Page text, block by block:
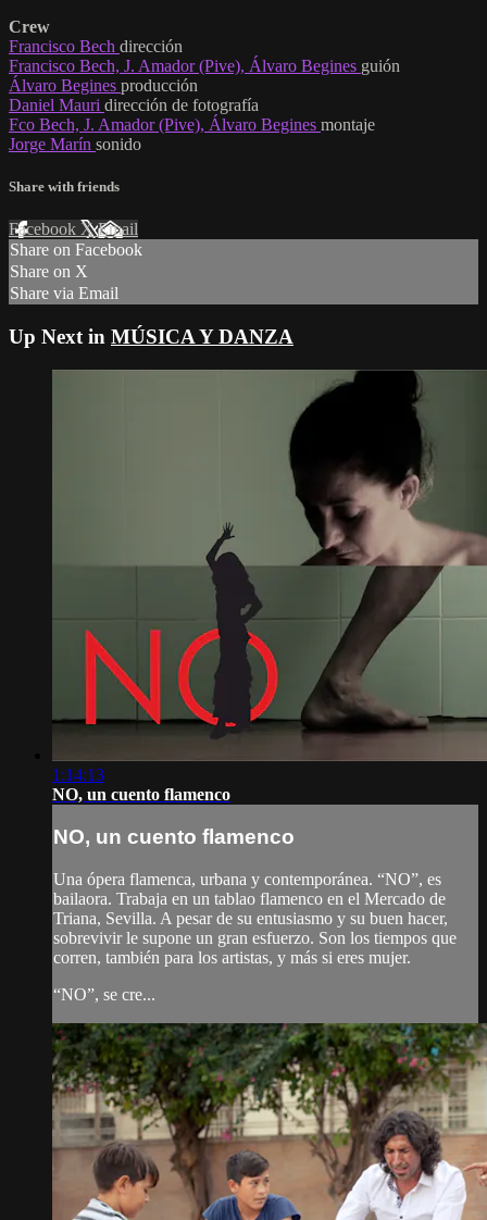
Crew
Francisco Bech dirección
Francisco Bech, J. Amador (Pive), Álvaro Begines guión
Álvaro Begines producción
Daniel Mauri dirección de fotografía
Fco Bech, J. Amador (Pive), Álvaro Begines montaje
Jorge Marín sonido
Share with friends
Facebook XEmail
Share on Facebook
Share on X
Share via Email
Up Next in MÚSICA Y DANZA
1:14:13
NO, un cuento flamenco
NO, un cuento flamenco
Una ópera flamenca, urbana y contemporánea. “NO”, es
bailaora. Trabaja en un tablao flamenco en el Mercado de
Triana, Sevilla. A pesar de su entusiasmo y su buen hacer,
sobrevivir le supone un gran esfuerzo. Son los tiempos que
corren, también para los artistas, y más si eres mujer.
“NO”, se cre...